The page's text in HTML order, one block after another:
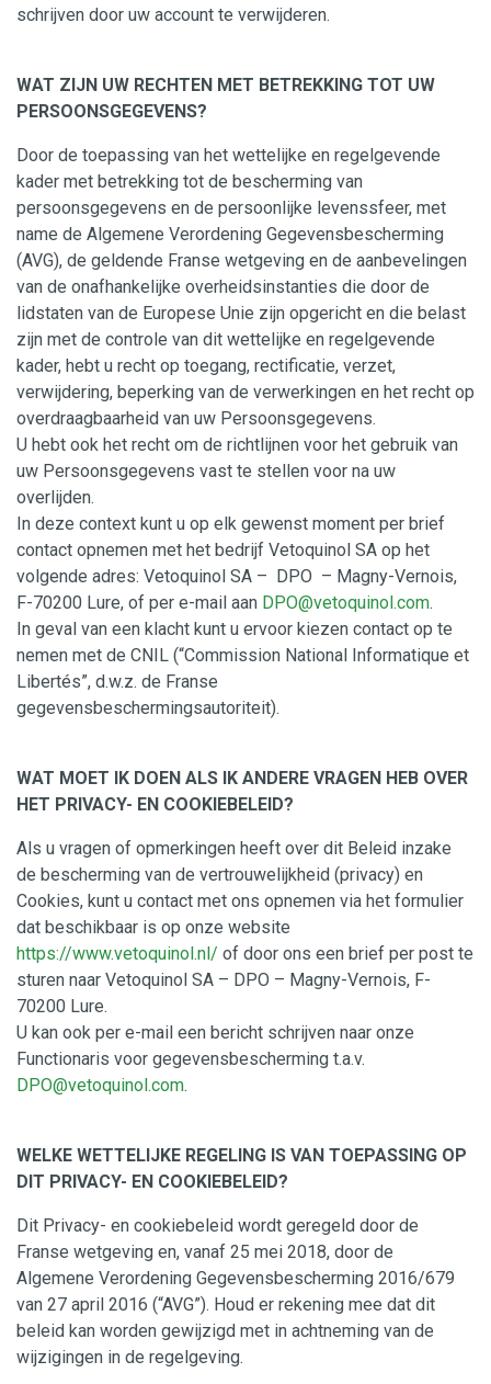
schrijven door uw account te verwijderen.
WAT ZIJN UW RECHTEN MET BETREKKING TOT UW
PERSOONSGEGEVENS?
Door de toepassing van het wettelijke en regelgevende
kader met betrekking tot de bescherming van
persoonsgegevens en de persoonlijke levenssfeer, met
name de Algemene Verordening Gegevensbescherming
(AVG), de geldende Franse wetgeving en de aanbevelingen
van de onafhankelijke overheidsinstanties die door de
lidstaten van de Europese Unie zijn opgericht en die belast
zijn met de controle van dit wettelijke en regelgevende
kader, hebt u recht op toegang, rectificatie, verzet,
verwijdering, beperking van de verwerkingen en het recht op
overdraagbaarheid van uw Persoonsgegevens.
U hebt ook het recht om de richtlijnen voor het gebruik van
uw Persoonsgegevens vast te stellen voor na uw
overlijden.
In deze context kunt u op elk gewenst moment per brief
contact opnemen met het bedrijf Vetoquinol SA op het
volgende adres: Vetoquinol SA – DPO – Magny-Vernois,
F-70200 Lure, of per e-mail aan DPO@vetoquinol.com.
In geval van een klacht kunt u ervoor kiezen contact op te
nemen met de CNIL (“Commission National Informatique et
Libertés”, d.w.z. de Franse
gegevensbeschermingsautoriteit).
WAT MOET IK DOEN ALS IK ANDERE VRAGEN HEB OVER
HET PRIVACY- EN COOKIEBELEID?
Als u vragen of opmerkingen heeft over dit Beleid inzake
de bescherming van de vertrouwelijkheid (privacy) en
Cookies, kunt u contact met ons opnemen via het formulier
dat beschikbaar is op onze website
https://www.vetoquinol.nl/ of door ons een brief per post te
sturen naar Vetoquinol SA – DPO – Magny-Vernois, F-
70200 Lure.
U kan ook per e-mail een bericht schrijven naar onze
Functionaris voor gegevensbescherming t.a.v.
DPO@vetoquinol.com.
WELKE WETTELIJKE REGELING IS VAN TOEPASSING OP
DIT PRIVACY- EN COOKIEBELEID?
Dit Privacy- en cookiebeleid wordt geregeld door de
Franse wetgeving en, vanaf 25 mei 2018, door de
Algemene Verordening Gegevensbescherming 2016/679
van 27 april 2016 (“AVG”). Houd er rekening mee dat dit
beleid kan worden gewijzigd met in achtneming van de
wijzigingen in de regelgeving.